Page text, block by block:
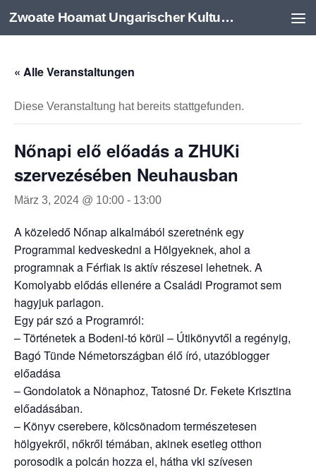
Zum Inhalt springen Zwoate Hoamat Ungarischer Kulturverein e.V.
« Alle Veranstaltungen
Diese Veranstaltung hat bereits stattgefunden.
Nőnapi elő előadás a ZHUKi
szervezésében Neuhausban
März 3, 2024 @ 10:00 - 13:00
A közeledő Nőnap alkalmából szeretnénk egy
Programmal kedveskedni a Hölgyeknek, ahol a
programnak a Férfiak is aktív részesei lehetnek. A
Komolyabb elődás ellenére a Családi Programot sem
hagyjuk parlagon.
Egy pár szó a Programról:
– Történetek a Bodeni-tó körül – Útikönyvtől a regényig,
Bagó Tünde Németországban élő író, utazóblogger
előadása
– Gondolatok a Nönaphoz, Tatosné Dr. Fekete Krisztina
előadásában.
– Könyv cserebere, kölcsönadom természetesen
hölgyekről, nőkről témában, akinek esetleg otthon
porosodik a polcán hozza el, hátha vki szívesen